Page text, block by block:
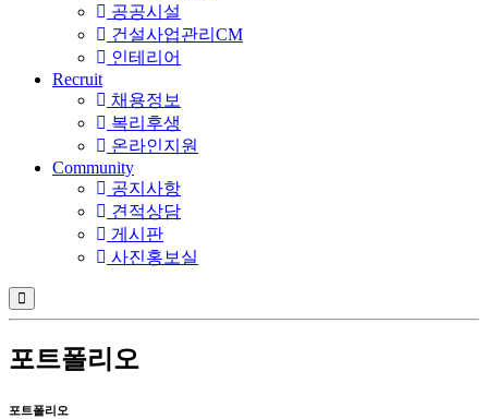
공공시설
건설사업관리CM
인테리어
Recruit
채용정보
복리후생
온라인지원
Community
공지사항
견적상담
게시판
사진홍보실
포트폴리오
포트폴리오